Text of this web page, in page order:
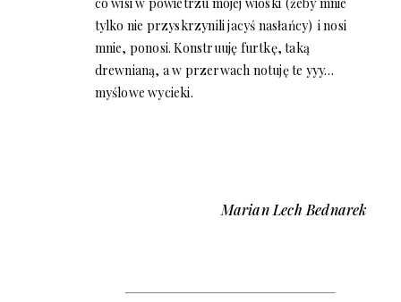
tylko nie przyskrzynili jacyś nasłańcy) i nosi
mnie, ponosi. Konstruuję furtkę, taką
drewnianą, a w przerwach notuję te yyy…
myślowe wycieki.
Marian Lech Bednarek